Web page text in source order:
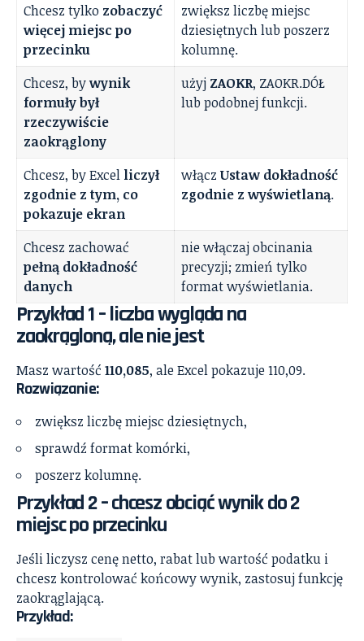
Chcesz tylko zobaczyć
więcej miejsc po
przecinku
zwiększ liczbę miejsc
dziesiętnych lub poszerz
kolumnę.
Chcesz, bywynik
formuły był
rzeczywiście
zaokrąglony
użyj ZAOKR, ZAOKR.DÓŁ
lub podobnej funkcji.
Chcesz, by Excel liczył
zgodnie z tym, co
pokazuje ekran
włącz Ustaw dokładność
zgodnie z wyświetlaną.
Chcesz zachować
pełną dokładność
danych
nie włączaj obcinania
precyzji; zmień tylko
format wyświetlania.
Przykład 1 – liczba wygląda na
zaokrągloną, ale nie jest
Masz wartość 110,085, ale Excel pokazuje 110,09.
Rozwiązanie:
zwiększ liczbę miejsc dziesiętnych,
sprawdź format komórki,
poszerz kolumnę.
Przykład 2 – chcesz obciąć wynik do 2
miejsc po przecinku
Jeśli liczysz cenę netto, rabat lub wartość podatku i
chcesz kontrolować końcowy wynik, zastosuj funkcję
zaokrąglającą.
Przykład: